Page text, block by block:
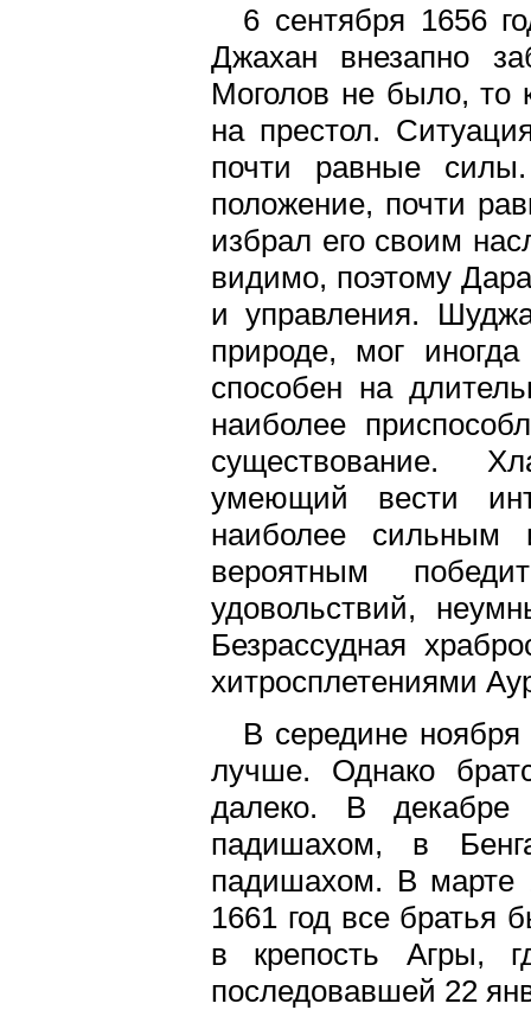
6 сентября 1656
Джахан внезапно
Моголов не было,
на престол.
почти равные
положение, почти
избрал его своим
видимо, поэтому
и управления.
природе, мог
способен на
наиболее
существование.
умеющий вести
наиболее
вероятным
удовольствий,
Безрассудная
хитросплетениями
В середине
лучше. Однако
далеко. В
падишахом, в
падишахом. В марте
1661 год все
в крепость Агры,
последовавшей 22